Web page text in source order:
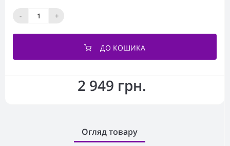
2 949 грн.
- +
ДО КОШИКА
Огляд товару